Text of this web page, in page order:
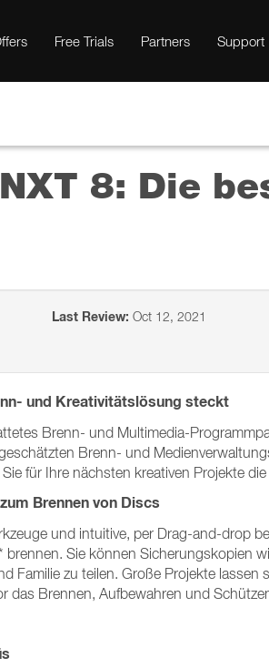
Free Trials Partners Support
8: Die
Last Review: Oct 12, 2021
und Kreativitätslösung steckt
Brenn- und Multimedia-
Brenn- und
für Ihre nächsten kreativen Projekte
Brennen von Discs
und intuitive, per Drag-and-drop
brennen. Sie können Sicherungskopien
Familie zu teilen. Große Projekte
das Brennen, Aufbewahren und